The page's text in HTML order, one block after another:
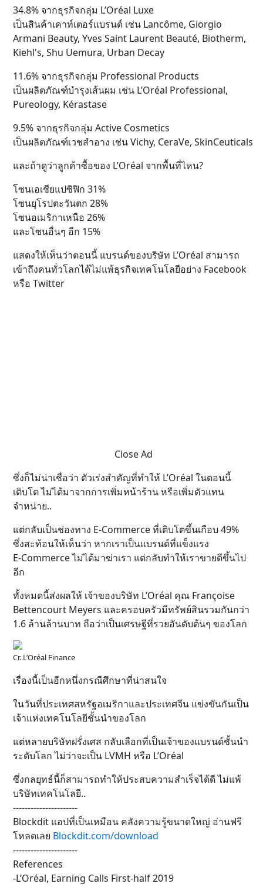
34.8% จากธุรกิจกลุ่ม L’Oréal Luxe
เป็นสินค้าเคาท์เตอร์แบรนด์ เช่น Lancôme, Giorgio
Armani Beauty, Yves Saint Laurent Beauté, Biotherm,
Kiehl's, Shu Uemura, Urban Decay
11.6% จากธุรกิจกลุ่ม Professional Products
เป็นผลิตภัณฑ์บำรุงเส้นผม เช่น L’Oréal Professional,
Pureology, Kérastase
9.5% จากธุรกิจกลุ่ม Active Cosmetics
เป็นผลิตภัณฑ์เวชสำอาง เช่น Vichy, CeraVe, SkinCeuticals
และถ้าดูว่าลูกค้าซื้อของ L’Oréal จากพื้นที่ไหน?
โซนเอเชียแปซิฟิก 31%
โซนยุโรปตะวันตก 28%
โซนอเมริกาเหนือ 26%
และโซนอื่นๆ อีก 15%
แสดงให้เห็นว่าตอนนี้ แบรนด์ของบริษัท L’Oréal สามารถ
เข้าถึงคนทั่วโลกได้ไม่แพ้ธุรกิจเทคโนโลยีอย่าง Facebook
หรือ Twitter
Close Ad
ซึ่งก็ไม่น่าเชื่อว่า ตัวเร่งสำคัญที่ทำให้ L’Oréal ในตอนนี้
เติบโต ไม่ได้มาจากการเพิ่มหน้าร้าน หรือเพิ่มตัวแทน
จำหน่าย..
แต่กลับเป็นช่องทาง E-Commerce ที่เติบโตขึ้นเกือบ 49%
ซึ่งสะท้อนให้เห็นว่า หากเราเป็นแบรนด์ที่แข็งแรง
E-Commerce ไม่ได้มาฆ่าเรา แต่กลับทำให้เราขายดีขึ้นไป
อีก
ทั้งหมดนี้ส่งผลให้ เจ้าของบริษัท L’Oréal คุณ Françoise
Bettencourt Meyers และครอบครัวมีทรัพย์สินรวมกันกว่า
1.6 ล้านล้านบาท ถือว่าเป็นเศรษฐีที่รวยอันดับต้นๆ ของโลก
Cr. L’Oréal Finance
เรื่องนี้เป็นอีกหนึ่งกรณีศึกษาที่น่าสนใจ
ในวันที่ประเทศสหรัฐอเมริกาและประเทศจีน แข่งขันกันเป็น
เจ้าแห่งเทคโนโลยีชั้นนำของโลก
แต่หลายบริษัทฝรั่งเศส กลับเลือกที่เป็นเจ้าของแบรนด์ชั้นนำ
ระดับโลก ไม่ว่าจะเป็น LVMH หรือ L’Oréal
ซึ่งกลยุทธ์นี้ก็สามารถทำให้ประสบความสำเร็จได้ดี ไม่แพ้
บริษัทเทคโนโลยี..
----------------------
Blockdit แอปที่เป็นเหมือน คลังความรู้ขนาดใหญ่ อ่านฟรี
โหลดเลย Blockdit.com/download
----------------------
References
-L’Oréal, Earning Calls First-half 2019